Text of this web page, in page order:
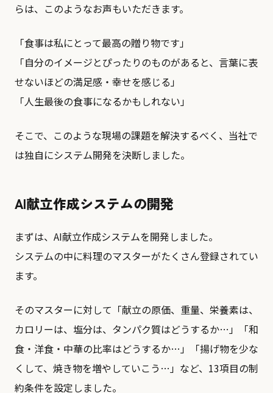
らは、このようなお声もいただきます。
「食事は私にとって最高の贈り物です」
「自分のイメージとぴったりのものがあると、言葉に表
せないほどの満足感・幸せを感じる」
「人生最後の食事になるかもしれない」
そこで、このような現場の課題を解決するべく、当社で
は独自にシステム開発を決断しました。
AI献立作成システムの開発
まずは、AI献立作成システムを開発しました。
システムの中に料理のマスターがたくさん登録されてい
ます。
そのマスターに対して「献立の原価、重量、栄養素は、
カロリーは、塩分は、タンパク質はどうするか…」「和
食・洋食・中華の比率はどうするか…」「揚げ物を少な
くして、焼き物を増やしていこう…」など、13項目の制
約条件を設定しました。